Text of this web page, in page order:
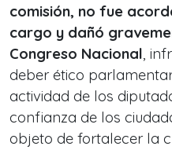
comisión, no fue
cargo y dañó
Congreso Nacional,
deber ético
actividad de los
confianza de los
objeto de fortalecer la